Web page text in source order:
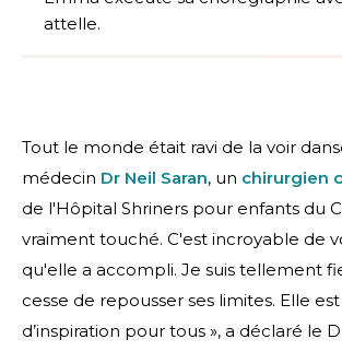
attelle.
Tout le monde était ravi de la voir
médecin Dr Neil Saran, un chirurgien
de l'Hôpital Shriners pour enfants du
vraiment touché. C'est incroyable de
qu'elle a accompli. Je suis tellement
cesse de repousser ses limites. Elle
d’inspiration pour tous », a déclaré le